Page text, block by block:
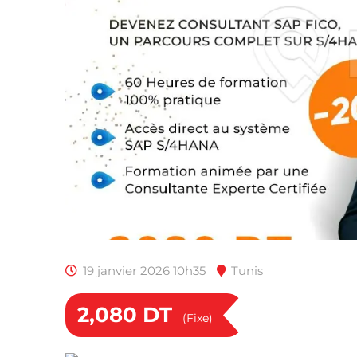
19 janvier 2026 10h35 Tunis
2,080 DT (Fixe)